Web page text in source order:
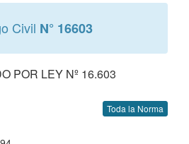
Civil N° 16603
POR LEY Nº 16.603
Toda la Norma